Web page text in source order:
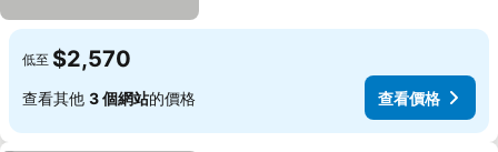
低至 $2,570
查看其他 3 個網站的價格 查看價格